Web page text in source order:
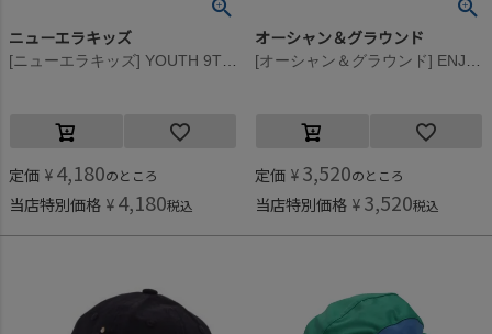
ニューエラキッズ
定価 ¥ 4,180のところ
当店特別価格 ¥ 4,180税込
オーシャン＆グラウンド
定価 ¥ 3,520のところ
当店特別価格 ¥ 3,520税込